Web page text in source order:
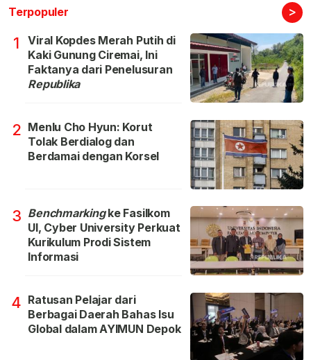
Terpopuler >
1
Viral Kopdes Merah Putih di
Kaki Gunung Ciremai, Ini
Faktanya dari Penelusuran
Republika
2 Menlu Cho Hyun: Korut
Tolak Berdialog dan
Berdamai dengan Korsel
3 Benchmarkingke Fasilkom
UI, Cyber University Perkuat
Kurikulum Prodi Sistem
Informasi
4 Ratusan Pelajar dari
Berbagai Daerah Bahas Isu
Global dalam AYIMUN Depok